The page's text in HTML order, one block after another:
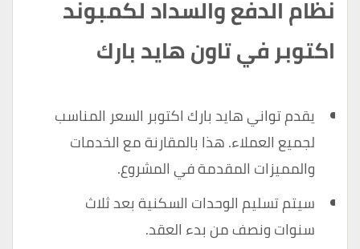
نظام الدفع والسداد لكمبوند
اكتوبر في تاون هايد بارك
يقدم تواني هايد بارك اكتوبر السعر المناسب
لجميع العملاء. هذا بالمقارنة مع الخدمات
والمميزات المقدمة في المشروع.
سيتم تسليم الوحدات السكنية بعد ثلاث
سنوات ونصف من بدء العقد.